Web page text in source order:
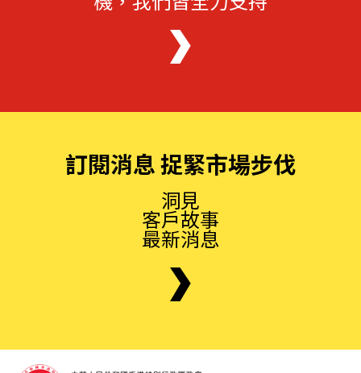
訂閱消息 捉緊市場步伐
洞見
客戶故事
最新消息